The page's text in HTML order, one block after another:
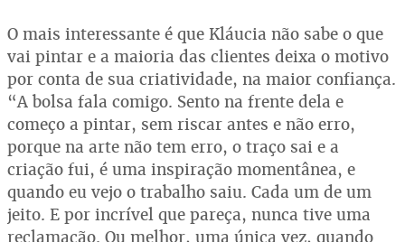
O mais interessante é que Kláucia não sabe o que
vai pintar e a maioria das clientes deixa o motivo
por conta de sua criatividade, na maior confiança.
“A bolsa fala comigo. Sento na frente dela e
começo a pintar, sem riscar antes e não erro,
porque na arte não tem erro, o traço sai e a
criação fui, é uma inspiração momentânea, e
quando eu vejo o trabalho saiu. Cada um de um
jeito. E por incrível que pareça, nunca tive uma
reclamação. Ou melhor, uma única vez, quando